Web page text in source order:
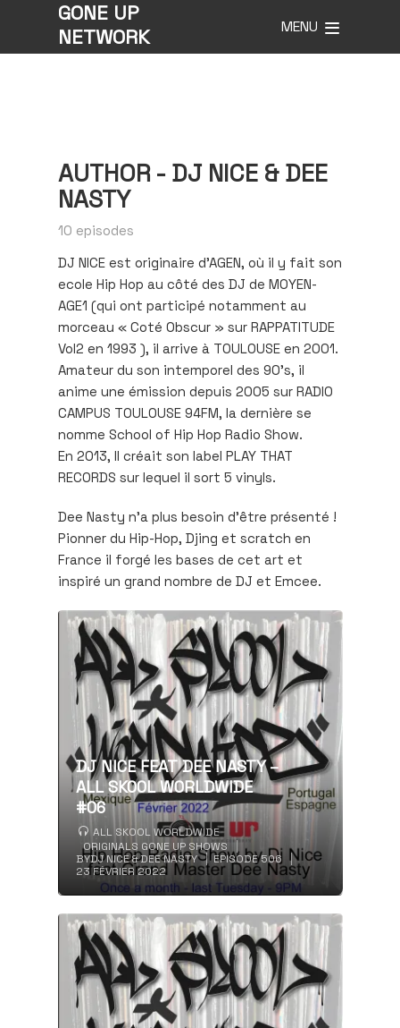
GONE UP
NETWORK
MENU
AUTHOR - DJ NICE & DEE
NASTY
10 episodes
DJ NICE est originaire d’AGEN, où il y fait son
ecole Hip Hop au côté des DJ de MOYEN-
AGE1 (qui ont participé notamment au
morceau « Coté Obscur » sur RAPPATITUDE
Vol2 en 1993 ), il arrive à TOULOUSE en 2001.
Amateur du son intemporel des 90’s, il
anime une émission depuis 2005 sur RADIO
CAMPUS TOULOUSE 94FM, la dernière se
nomme School of Hip Hop Radio Show.
En 2013, Il créait son label PLAY THAT
RECORDS sur lequel il sort 5 vinyls.
Dee Nasty n'a plus besoin d'être présenté !
Pionner du Hip-Hop, Djing et scratch en
France il forgé les bases de cet art et
inspiré un grand nombre de DJ et Emcee.
DJ NICE FEAT DEE NASTY –
ALL SKOOL WORLDWIDE
#06
ALL SKOOL WORLDWIDE
ORIGINALS GONE UP SHOWS
BYDJ NICE & DEE NASTY
EPISODE 506
23 FÉVRIER 2022